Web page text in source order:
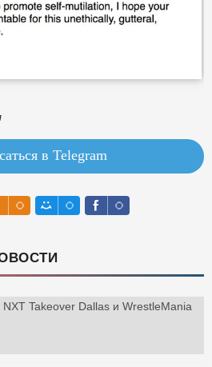
в Telegram
Takeover Dallas и WrestleMania